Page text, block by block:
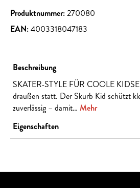
Produktnummer:270080
EAN:4003318047183
Beschreibung
SKATER-STYLE FÜR COOLE
draußen statt. Der Skurb Kid schützt
zuverlässig – damit… Mehr
Eigenschaften